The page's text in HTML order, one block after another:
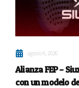
agosto 6, 2026
Alianza FEP –
con un modelo